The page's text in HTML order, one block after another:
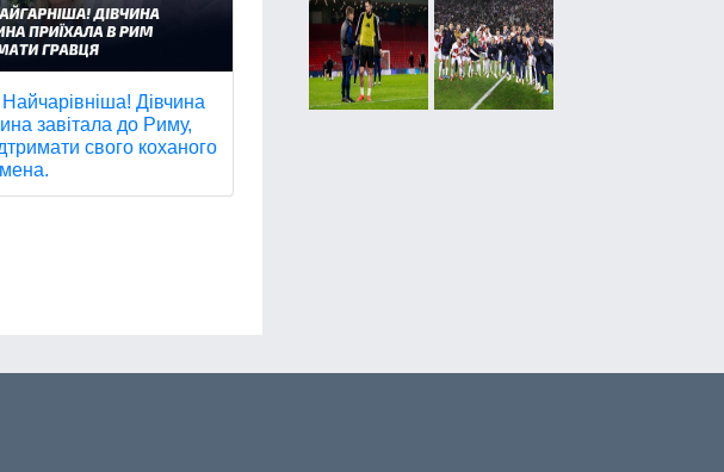
Дівчина
завітала до Риму,
свого коханого